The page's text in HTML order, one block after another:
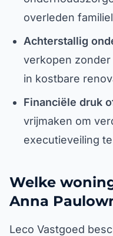
overleden
Achterstallig
verkopen
in kostbare
Financiële druk
vrijmaken om
executieveiling
Welke
Anna
Leco Vastgoed